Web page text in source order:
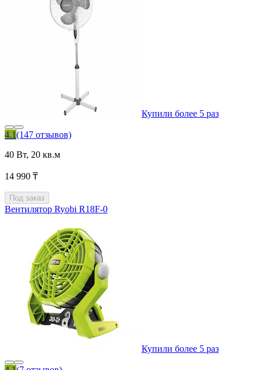
Купили более 5 раз
4.1(147 отзывов)
40 Вт, 20 кв.м
14 990 ₸
Под заказ
Вентилятор Ryobi R18F-0
Купили более 5 раз